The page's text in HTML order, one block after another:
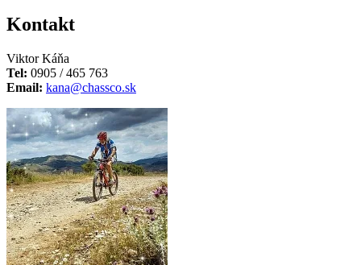
Kontakt
Viktor Káňa
Tel: 0905 / 465 763
Email: kana@chassco.sk